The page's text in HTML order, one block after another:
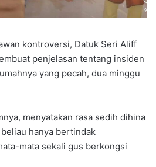
kontroversi, Datuk Seri Aliff
penjelasan tentang insiden
yang pecah, dua minggu
menyatakan rasa sedih dihina
hanya bertindak
mata sekali gus berkongsi